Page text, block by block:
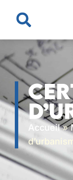
principal
Accueil»